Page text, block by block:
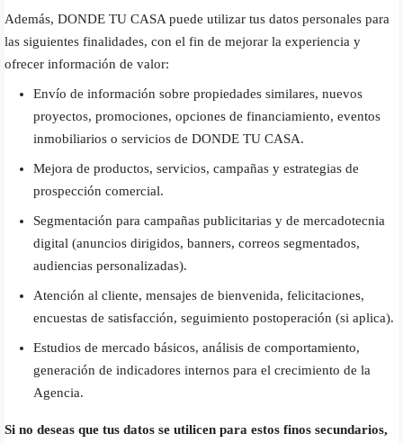
Además, DONDE TU CASA puede utilizar tus datos personales para
las siguientes finalidades, con el fin de mejorar la experiencia y
ofrecer información de valor:
Envío de información sobre propiedades similares, nuevos
proyectos, promociones, opciones de financiamiento, eventos
inmobiliarios o servicios de DONDE TU CASA.
Mejora de productos, servicios, campañas y estrategias de
prospección comercial.
Segmentación para campañas publicitarias y de mercadotecnia
digital (anuncios dirigidos, banners, correos segmentados,
audiencias personalizadas).
Atención al cliente, mensajes de bienvenida, felicitaciones,
encuestas de satisfacción, seguimiento postoperación (si aplica).
Estudios de mercado básicos, análisis de comportamiento,
generación de indicadores internos para el crecimiento de la
Agencia.
Si no deseas que tus datos se utilicen para estos finos secundarios,